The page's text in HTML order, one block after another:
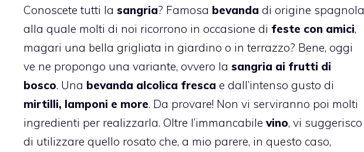
Conoscete tutti la sangria? Famosa bevanda di origine spagnola
alla quale molti di noi ricorrono in occasione di feste con amici,
magari una bella grigliata in giardino o in terrazzo? Bene, oggi
ve ne propongo una variante, ovvero la sangria ai frutti di
bosco. Una bevanda alcolica fresca e dall’intenso gusto di
mirtilli, lamponi e more. Da provare! Non vi serviranno poi molti
ingredienti per realizzarla. Oltre l’immancabile vino, vi suggerisco
di utilizzare quello rosato che, a mio parere, in questo caso,